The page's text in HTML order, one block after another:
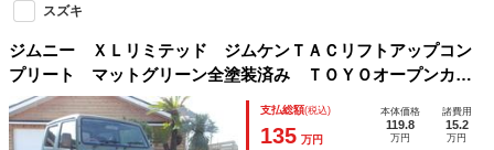
スズキ
ジムニー ＸＬリミテッド ジムケンＴＡＣリフトアップコン
プリート マットグリーン全塗装済み ＴＯＹＯオープンカン
トリー１８５／８５Ｒ１６ 前後バンパー リフトアップ足廻
り一式 フロントグリル ホイール マフラー シートカバー
支払総額(税込)
135 万円
本体価格
119.8
万円
諸費用
15.2
万円